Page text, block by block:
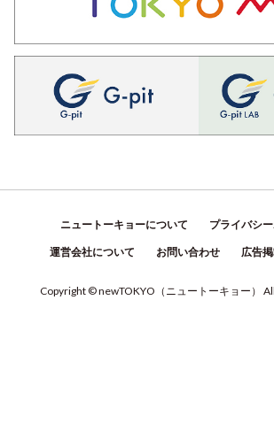
ニュートーキョーについて プライバシ
運営会社について お問い合わせ 広告
Copyright © newTOKYO （ ニュートーキョー ）